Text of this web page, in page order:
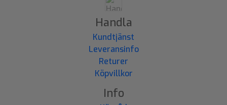
Handla
Kundtjänst
Leveransinfo
Returer
Köpvillkor
Info